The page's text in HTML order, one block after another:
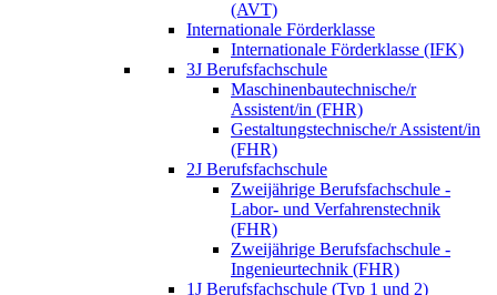
(AVT)
Internationale Förderklasse
Internationale Förderklasse (IFK)
3J Berufsfachschule
Maschinenbautechnische/r
Assistent/in (FHR)
Gestaltungstechnische/r Assistent/in
(FHR)
2J Berufsfachschule
Zweijährige Berufsfachschule -
Labor- und Verfahrenstechnik
(FHR)
Zweijährige Berufsfachschule -
Ingenieurtechnik (FHR)
1J Berufsfachschule (Typ 1 und 2)